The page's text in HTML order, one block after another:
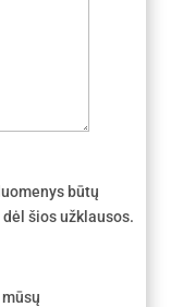
būtų
šios užklausos.